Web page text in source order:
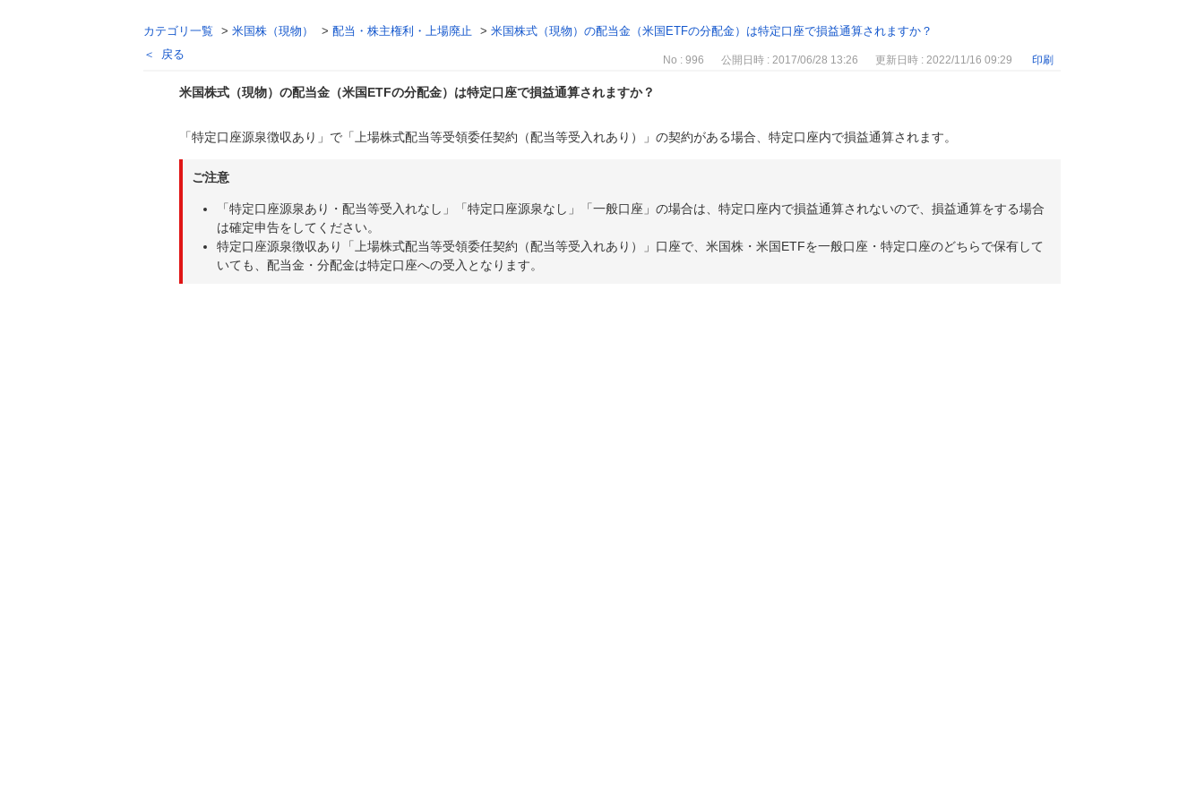
カテゴリ一覧 > 米国株（現物） > 配当・株主権利・上場廃止 > 米国株式（現物）の配当金（米国ETFの分配金）は特定口座で損益通算されますか？
戻る
No : 996 公開日時 : 2017/06/28 13:26 更新日時 : 2022/11/16 09:29 印刷
米国株式（現物）の配当金（米国ETFの分配金）は特定口座で損益通算されますか？
回答
「特定口座源泉徴収あり」で「上場株式配当等受領委任契約（配当等受入れあり）」の契約がある場合、特定口座内で損益通算されます。
ご注意
「特定口座源泉あり・配当等受入れなし」「特定口座源泉なし」「一般口座」の場合は、特定口座内で損益通算されないので、損益通算をする場合
は確定申告をしてください。
特定口座源泉徴収あり「上場株式配当等受領委任契約（配当等受入れあり）」口座で、米国株・米国ETFを一般口座・特定口座のどちらで保有して
いても、配当金・分配金は特定口座への受入となります。